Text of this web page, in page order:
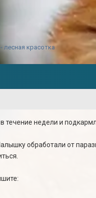
лесная красотка
течение недели и
обработали от